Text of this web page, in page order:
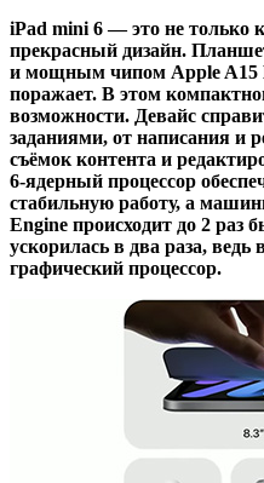
iPad mini 6 — это не только
прекрасный дизайн.
и мощным чипом Apple A15
поражает. В этом
возможности. Девайс
заданиями, от написания и
съёмок контента и
6-ядерный процессор
стабильную работу, а
Engine происходит до 2 раз
ускорилась в два раза,
графический процессор.